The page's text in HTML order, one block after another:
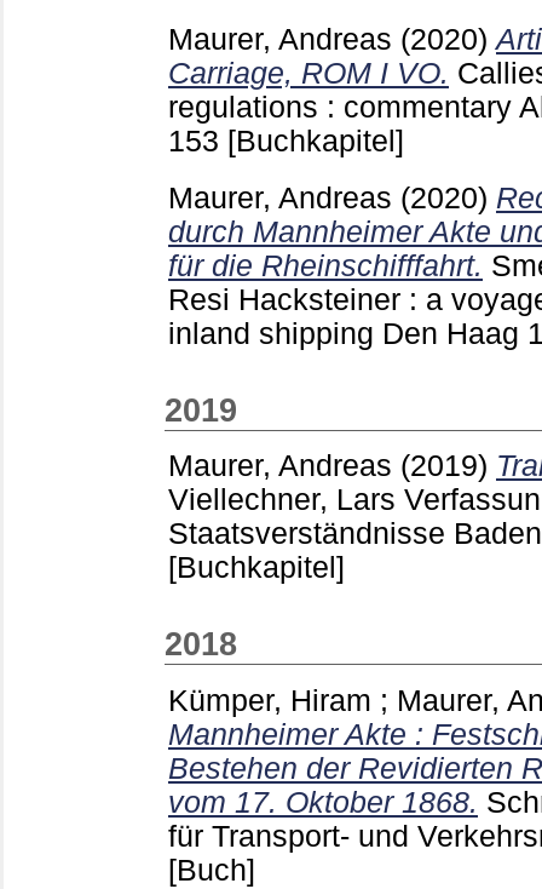
Maurer, Andreas (2020)
Carriage, ROM I VO.
regulations : commentary
153 [Buchkapitel]
Maurer, Andreas (2020)
durch Mannheimer Akte
für die Rheinschifffahrt.
Resi Hacksteiner : a
inland shipping Den Haag
2019
Maurer, Andreas (2019)
Viellechner, Lars
Staatsverständnisse
[Buchkapitel]
2018
Kümper, Hiram ; Maurer,
Mannheimer Akte :
Bestehen der Revidierten
vom 17. Oktober 1868.
für Transport- und
[Buch]